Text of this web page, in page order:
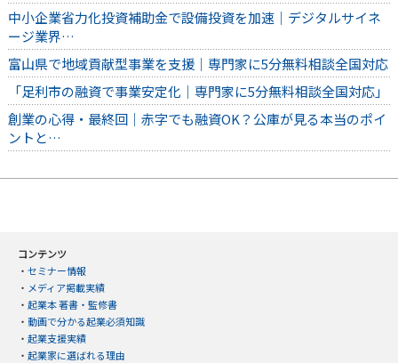
中小企業省力化投資補助金で設備投資を加速｜デジタルサイネ
ージ業界…
富山県で地域貢献型事業を支援｜専門家に5分無料相談全国対応
「足利市の融資で事業安定化｜専門家に5分無料相談全国対応」
創業の心得・最終回｜赤字でも融資OK？公庫が見る本当のポイ
ントと…
コンテンツ
・ セミナー情報
・ メディア掲載実績
・ 起業本 著書・監修書
・ 動画で分かる起業必須知識
・ 起業支援実績
・ 起業家に選ばれる理由